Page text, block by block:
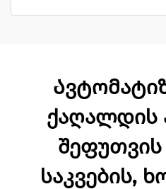
ქაღალდის
შეფუთვის
საკვების,